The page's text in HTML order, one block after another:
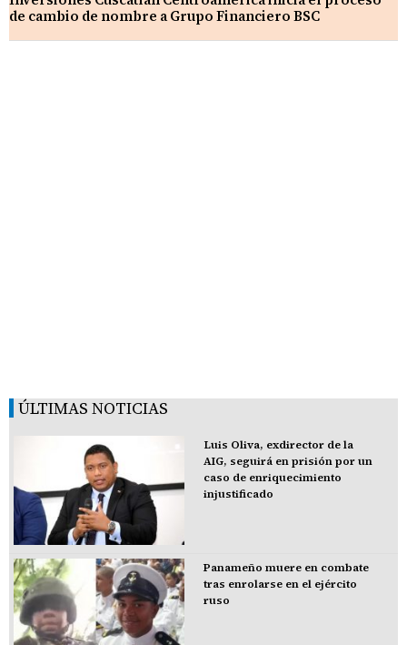
de cambio de nombre a Grupo Financiero BSC
ÚLTIMAS NOTICIAS
Luis Oliva, exdirector de la
AIG, seguirá en prisión por un
caso de enriquecimiento
injustificado
Panameño muere en combate
tras enrolarse en el ejército
ruso